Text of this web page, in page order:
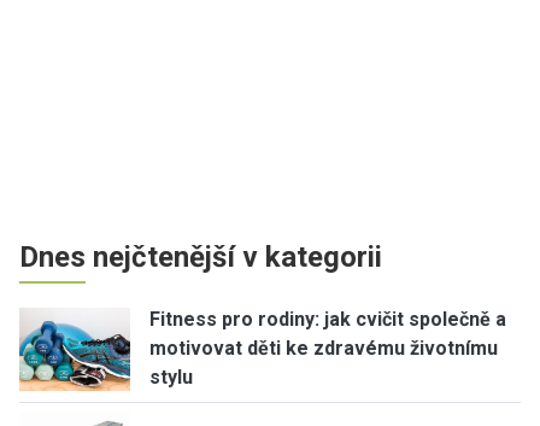
Dnes nejčtenější v kategorii
Fitness pro rodiny: jak cvičit společně a
motivovat děti ke zdravému životnímu
stylu